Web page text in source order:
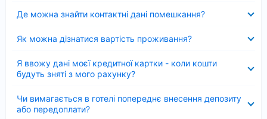
Де можна знайти контактні дані помешкання?
Як можна дізнатися вартість проживання?
Я ввожу дані моєї кредитної картки - коли кошти
будуть зняті з мого рахунку?
Чи вимагається в готелі попереднє внесення депозиту
або передоплати?